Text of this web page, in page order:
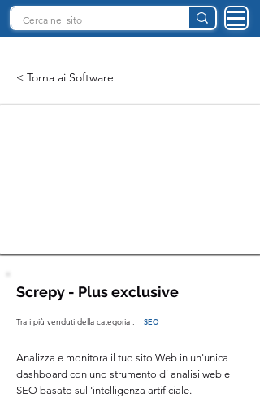
< Torna ai Software
Screpy - Plus exclusive
Tra i più venduti della categoria : SEO
Analizza e monitora il tuo sito Web in un'unica
dashboard con uno strumento di analisi web e
SEO basato sull'intelligenza artificiale.